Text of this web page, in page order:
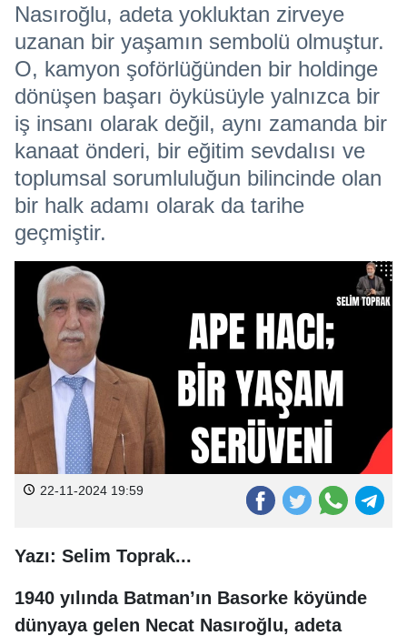
Nasıroğlu, adeta yokluktan zirveye
uzanan bir yaşamın sembolü olmuştur.
O, kamyon şoförlüğünden bir holdinge
dönüşen başarı öyküsüyle yalnızca bir
iş insanı olarak değil, aynı zamanda bir
kanaat önderi, bir eğitim sevdalısı ve
toplumsal sorumluluğun bilincinde olan
bir halk adamı olarak da tarihe
geçmiştir.
22-11-2024 19:59
Yazı: Selim Toprak...
1940 yılında Batman’ın Basorke köyünde
dünyaya gelen Necat Nasıroğlu, adeta